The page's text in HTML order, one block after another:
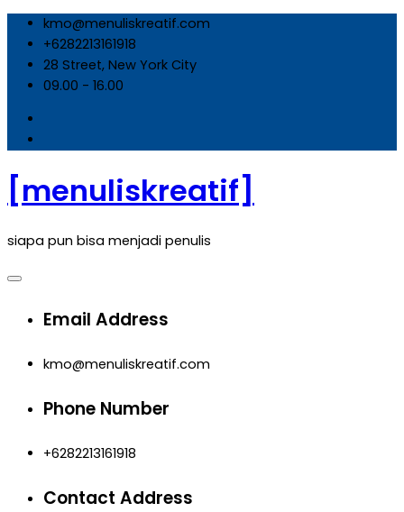
Skip
content
kmo@menuliskreatif.com
+6282213161918
28 Street, New York City
09.00 - 16.00
[menuliskreatif]
siapa pun bisa menjadi penulis
Email Address
kmo@menuliskreatif.com
Phone Number
+6282213161918
Contact Address